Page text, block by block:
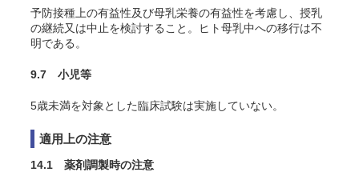
予防接種上の有益性及び母乳栄養の有益性を考慮し、授乳
の継続又は中止を検討すること。ヒト母乳中への移行は不
明である。
9.7 小児等
5歳未満を対象とした臨床試験は実施していない。
適用上の注意
14.1 薬剤調製時の注意